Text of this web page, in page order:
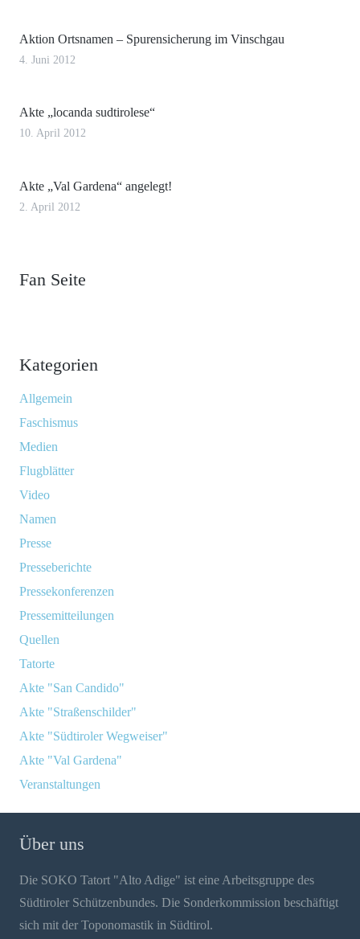
Aktion Ortsnamen – Spurensicherung im Vinschgau
4. Juni 2012
Akte „locanda sudtirolese“
10. April 2012
Akte „Val Gardena“ angelegt!
2. April 2012
Fan Seite
Kategorien
Allgemein
Faschismus
Medien
Flugblätter
Video
Namen
Presse
Presseberichte
Pressekonferenzen
Pressemitteilungen
Quellen
Tatorte
Akte "San Candido"
Akte "Straßenschilder"
Akte "Südtiroler Wegweiser"
Akte "Val Gardena"
Veranstaltungen
Über uns
Die SOKO Tatort "Alto Adige" ist eine Arbeitsgruppe des
Südtiroler Schützenbundes. Die Sonderkommission beschäftigt
sich mit der Toponomastik in Südtirol.